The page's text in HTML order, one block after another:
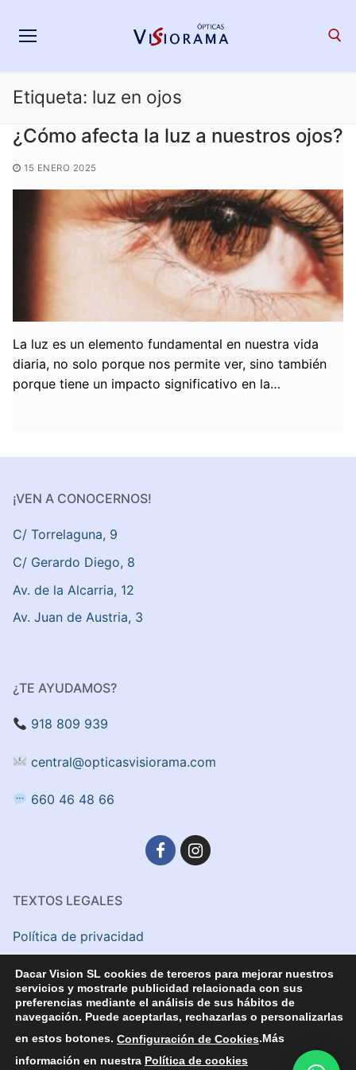
Etiqueta: luz en ojos
¿Cómo afecta la luz a nuestros ojos?
15 ENERO 2025
La luz es un elemento fundamental en nuestra vida
diaria, no solo porque nos permite ver, sino también
porque tiene un impacto significativo en la…
¡VEN A CONOCERNOS!
C/ Torrelaguna, 9
C/ Gerardo Diego, 8
Av. de la Alcarria, 12
Av. Juan de Austria, 3
¿TE AYUDAMOS?
918 809 939
central@opticasvisiorama.com
660 46 48 66
TEXTOS LEGALES
Política de privacidad
Aviso Legal
Politica de cookies
Dacar Vision SL cookies de terceros para mejorar nuestros
servicios y mostrarle publicidad relacionada con sus
preferencias mediante el análisis de sus hábitos de
navegación. Puede aceptarlas, rechazarlas o personalizarlas
en estos botones. Configuración de Cookies.Más
información en nuestra Política de cookies